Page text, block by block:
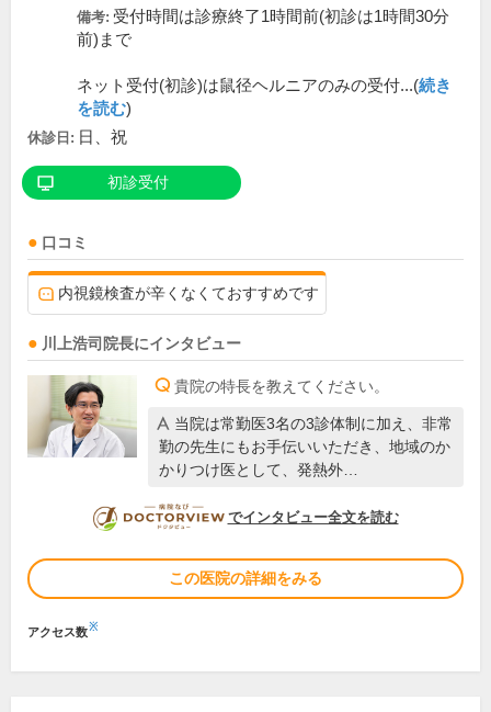
備考: 受付時間は診療終了1時間前(初診は1時間30分
前)まで
ネット受付(初診)は鼠径ヘルニアのみの受付...(続き
を読む)
休診日: 日、祝
初診受付
口コミ
内視鏡検査が辛くなくておすすめです
川上浩司 院長にインタビュー
貴院の特長を教えてください。
当院は常勤医3名の3診体制に加え、非常
勤の先生にもお手伝いいただき、地域のか
かりつけ医として、発熱外…
DOCTORVIEW
でインタビュー全文を読む
この医院の詳細をみる
アクセス数※